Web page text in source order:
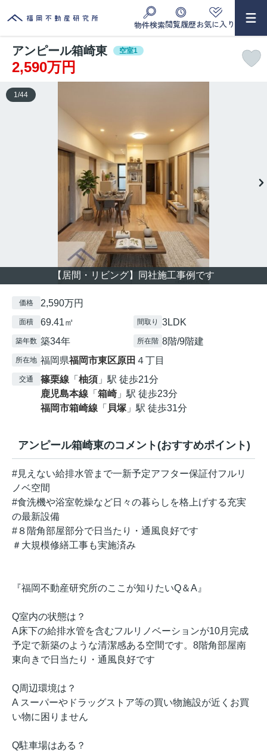
物件検索閲覧履歴お気に入り
アンピール箱崎東 空室1
2,590万円
【居間・リビング】同社施工事例です
1 /44
価格 2,590万円
面積 69.41㎡ 間取り 3LDK
築年数 築34年 所在階 8階/9階建
所在地 福岡県福岡市東区原田 ４丁目
交通 篠栗線 「 柚須 」駅 徒歩21分
鹿児島本線 「 箱崎」駅 徒歩23分
福岡市箱崎線 「 貝塚」駅 徒歩31分
アンピール箱崎東のコメント(おすすめポイント)
#見えない給排水管まで一新予定アフター保証付フルリ
ノベ空間
#食洗機や浴室乾燥など日々の暮らしを格上げする充実
の最新設備
#８階角部屋部分で日当たり・通風良好です
＃大規模修繕工事も実施済み
『福岡不動産研究所のここが知りたいQ＆A』
Q室内の状態は？
A床下の給排水管を含むフルリノベーションが10月完成
予定で新築のような清潔感ある空間です。8階角部屋南
東向きで日当たり・通風良好です
Q周辺環境は？
A スーパーやドラッグストア等の買い物施設が近くお買
い物に困りません
Q駐車場はある？